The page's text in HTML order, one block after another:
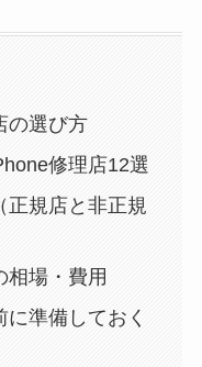
の選び方
修理店12選
正規店と非正規
相場・費用
準備しておく